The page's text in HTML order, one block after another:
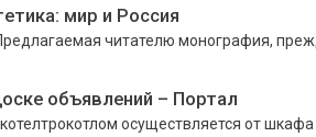
мир и Россия
читателю монография,
объявлений – Портал
осуществляется от